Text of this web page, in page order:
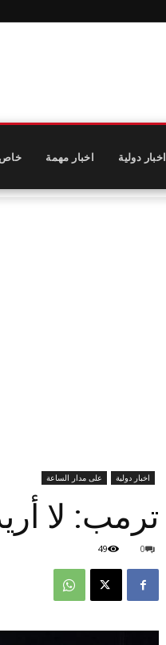
اخبار دولية اخبار مهمة خاص
اخبار دولية على مدار الساعة
ترمب: لا
0
49